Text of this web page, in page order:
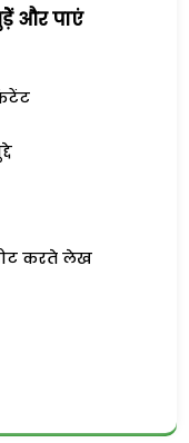
और पाएं
करते लेख